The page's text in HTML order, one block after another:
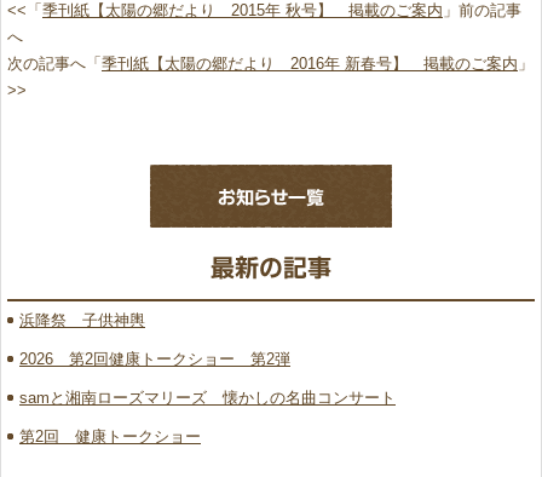
<<「 季刊紙【太陽の郷だより 2015年 秋号】 掲載のご案内 」前の記事
へ
次の記事へ「 季刊紙【太陽の郷だより 2016年 新春号】 掲載のご案内 」
>>
浜降祭 子供神輿
2026 第2回健康トークショー 第2弾
samと湘南ローズマリーズ 懐かしの名曲コンサート
第2回 健康トークショー